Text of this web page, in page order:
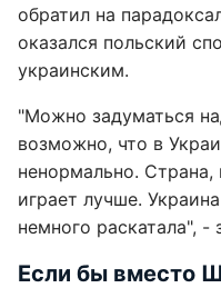
обратил на
оказался польский
украинским.
"Можно задуматься
возможно, что в
ненормально.
играет лучше.
немного раскатала", -
Если бы вместо